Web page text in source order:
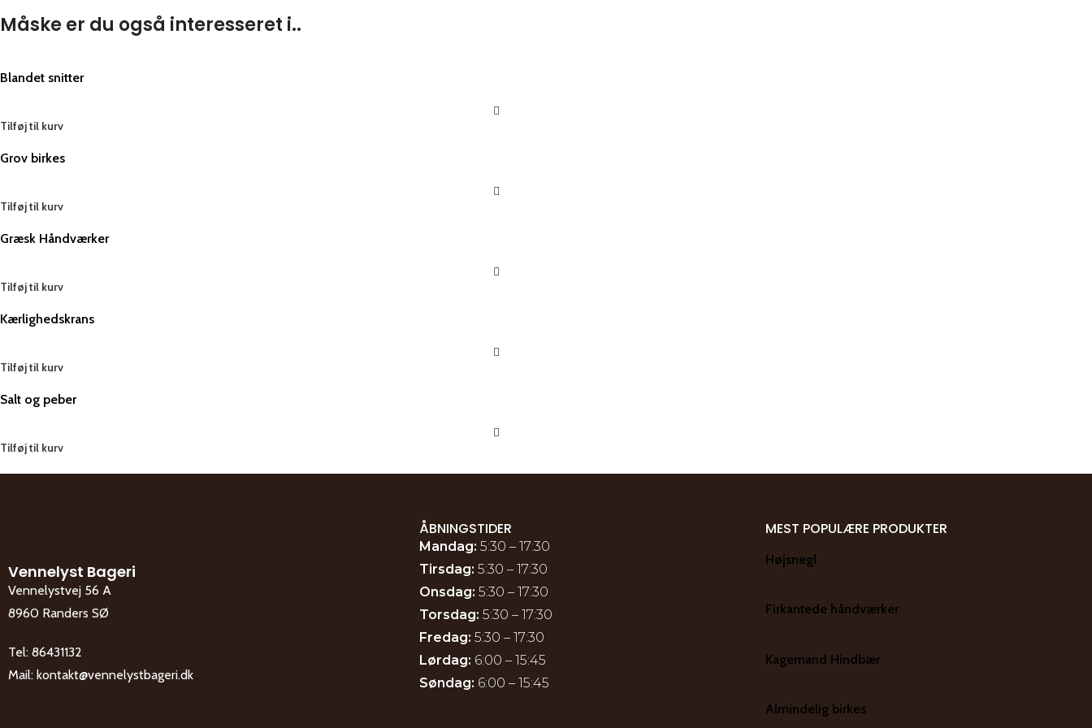
Måske er du også interesseret i..
Blandet snitter
Tilføj til kurv
Grov birkes
Tilføj til kurv
Græsk Håndværker
Tilføj til kurv
Kærlighedskrans
Tilføj til kurv
Salt og peber
Tilføj til kurv
Vennelyst Bageri
Vennelystvej 56 A
8960 Randers SØ
Tel: 86431132
Mail: kontakt@vennelystbageri.dk
ÅBNINGSTIDER
Mandag: 5:30 – 17:30
Tirsdag: 5:30 – 17:30
Onsdag: 5:30 – 17:30
Torsdag: 5:30 – 17:30
Fredag: 5:30 – 17:30
Lørdag: 6:00 – 15:45
Søndag: 6:00 – 15:45
MEST POPULÆRE PRODUKTER
Højsnegl
Firkantede håndværker
Kagemand Hindbær
Almindelig birkes